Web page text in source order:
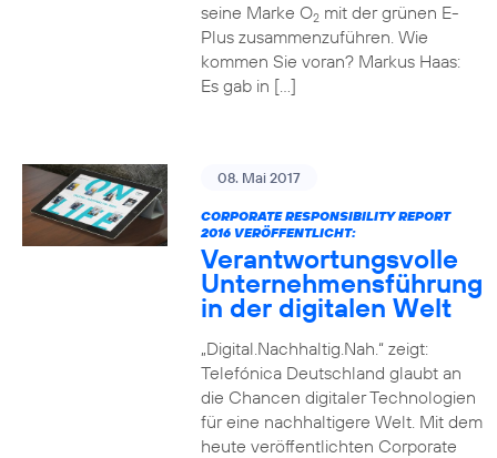
seine Marke O2mit der grünen E-
Plus zusammenzuführen. Wie
kommen Sie voran? Markus Haas:
Es gab in […]
08. Mai 2017
CORPORATE RESPONSIBILITY REPORT
2016 VERÖFFENTLICHT:
Verantwortungsvolle
Unternehmensführung
in der digitalen Welt
„Digital.Nachhaltig.Nah.“ zeigt:
Telefónica Deutschland glaubt an
die Chancen digitaler Technologien
für eine nachhaltigere Welt. Mit dem
heute veröffentlichten Corporate